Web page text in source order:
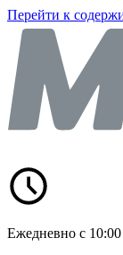
Перейти к
Ежедневно с